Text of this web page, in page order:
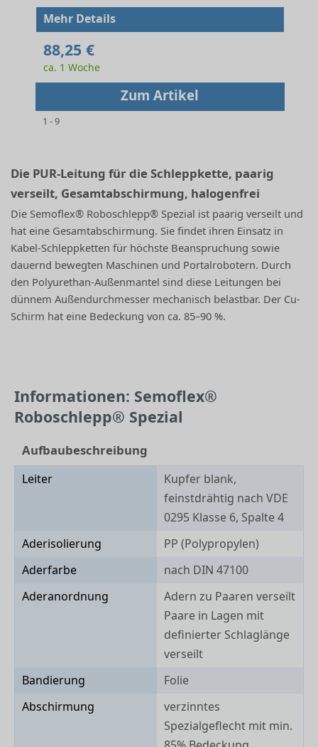
Mehr Details
88,25 €
ca. 1 Woche
Zum Artikel
1 - 9
Die PUR-Leitung für die Schleppkette, paarig
verseilt, Gesamtabschirmung, halogenfrei
Die Semoflex® Roboschlepp® Spezial ist paarig verseilt und
hat eine Gesamtabschirmung. Sie findet ihren Einsatz in
Kabel-Schleppketten für höchste Beanspruchung sowie
dauernd bewegten Maschinen und Portalrobotern. Durch
den Polyurethan-Außenmantel sind diese Leitungen bei
dünnem Außendurchmesser mechanisch belastbar. Der Cu-
Schirm hat eine Bedeckung von ca. 85–90 %.
Informationen: Semoflex®
Roboschlepp® Spezial
Aufbaubeschreibung
Leiter
Kupfer blank,
feinstdrähtig nach VDE
0295 Klasse 6, Spalte 4
Aderisolierung
PP (Polypropylen)
Aderfarbe
nach DIN 47100
Aderanordnung
Adern zu Paaren verseilt
Paare in Lagen mit
definierter Schlaglänge
verseilt
Bandierung
Folie
Abschirmung
verzinntes
Spezialgeflecht mit min.